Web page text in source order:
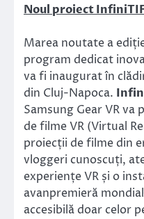
Noul proiect
Marea noutate a
program dedicat
va fi inaugurat în
din Cluj-Napoca.
Samsung Gear VR va
de filme VR (Virtual
proiecții de filme din
vloggeri cunoscuți,
experiențe VR și o
avanpremieră
accesibilă doar celor